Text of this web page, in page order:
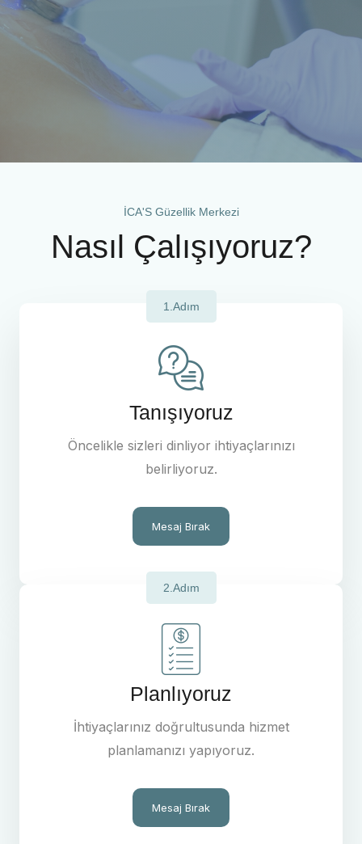
İCA'S Güzellik Merkezi
Nasıl Çalışıyoruz?
1.Adım
Tanışıyoruz
Öncelikle sizleri dinliyor ihtiyaçlarınızı
belirliyoruz.
Mesaj Bırak
2.Adım
Planlıyoruz
İhtiyaçlarınız doğrultusunda hizmet
planlamanızı yapıyoruz.
Mesaj Bırak